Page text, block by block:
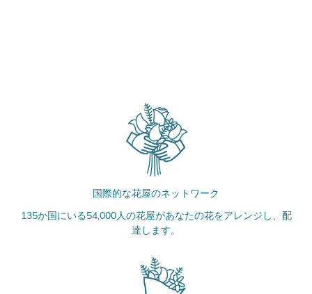
国際的な花屋のネットワーク
135か国にいる54,000人の花屋があなたの花をアレンジし、配
達します。